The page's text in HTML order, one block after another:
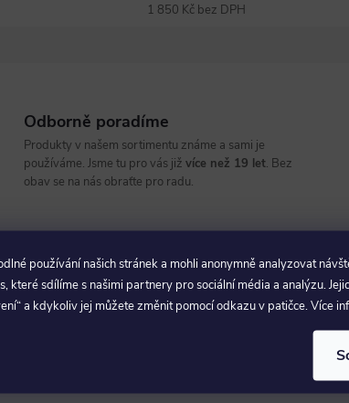
používání našich stránek a mohli anonymně analyzovat
které sdílíme s našimi partnery pro sociální média a analýzu.
a kdykoliv jej můžete změnit pomocí odkazu v patičce. Více
1 850 Kč bez DPH
Odborně poradíme
Produkty v našem sortimentu známe a sami je
používáme. Jsme tu pro vás již více než 19 let. Bez
obav se na nás obraťte pro radu.
DISKUZE